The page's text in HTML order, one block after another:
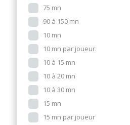
75 mn
90 à 150 mn
10 mn
10 mn par joueur.
10 à 15 mn
10 à 20 mn
10 à 30 mn
15 mn
15 mn par joueur